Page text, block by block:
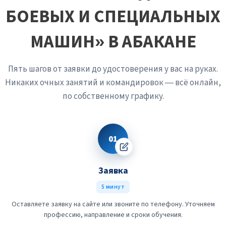
БОЕВЫХ И СПЕЦИАЛЬНЫХ
МАШИН» В АБАКАНЕ
Пять шагов от заявки до удостоверения у вас на руках.
Никаких очных занятий и командировок — всё онлайн,
по собственному графику.
01
Заявка
5 минут
Оставляете заявку на сайте или звоните по телефону. Уточняем
профессию, направление и сроки обучения.